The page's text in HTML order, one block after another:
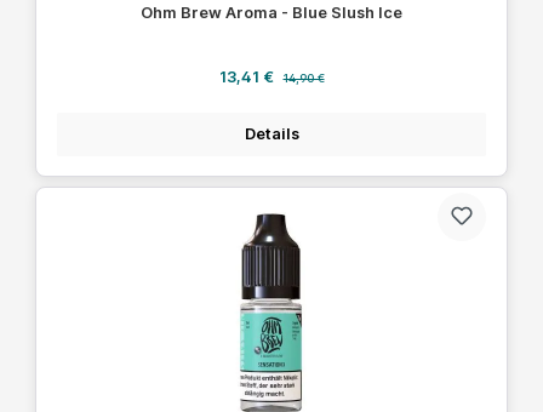
Ohm Brew Aroma - Blue Slush Ice
Verkaufspreis:
13,41 € 14,90 €
Details